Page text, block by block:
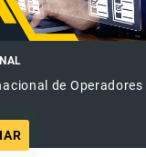
de Operadores